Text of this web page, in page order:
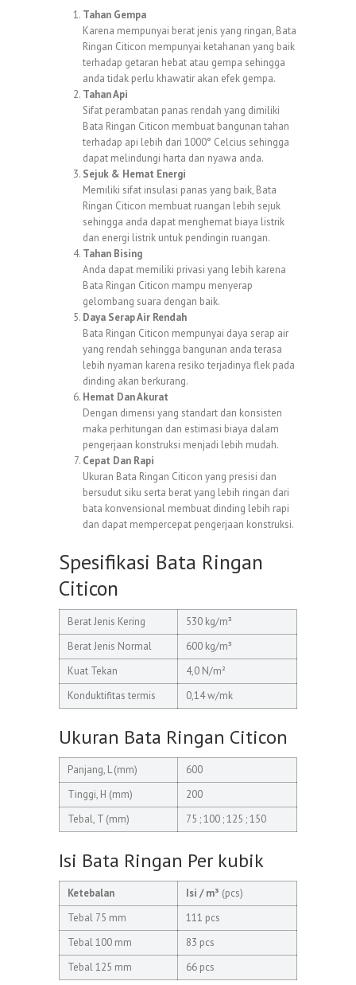
Tahan Gempa
Karena mempunyai berat jenis yang ringan, Bata
Ringan Citicon mempunyai ketahanan yang baik
terhadap getaran hebat atau gempa sehingga
anda tidak perlu khawatir akan efek gempa.
Tahan Api
Sifat perambatan panas rendah yang dimiliki
Bata Ringan Citicon membuat bangunan tahan
terhadap api lebih dari 1000° Celcius sehingga
dapat melindungi harta dan nyawa anda.
Sejuk & Hemat Energi
Memiliki sifat insulasi panas yang baik, Bata
Ringan Citicon membuat ruangan lebih sejuk
sehingga anda dapat menghemat biaya listrik
dan energi listrik untuk pendingin ruangan.
Tahan Bising
Anda dapat memiliki privasi yang lebih karena
Bata Ringan Citicon mampu menyerap
gelombang suara dengan baik.
Daya Serap Air Rendah
Bata Ringan Citicon mempunyai daya serap air
yang rendah sehingga bangunan anda terasa
lebih nyaman karena resiko terjadinya flek pada
dinding akan berkurang.
Hemat Dan Akurat
Dengan dimensi yang standart dan konsisten
maka perhitungan dan estimasi biaya dalam
pengerjaan konstruksi menjadi lebih mudah.
Cepat Dan Rapi
Ukuran Bata Ringan Citicon yang presisi dan
bersudut siku serta berat yang lebih ringan dari
bata konvensional membuat dinding lebih rapi
dan dapat mempercepat pengerjaan konstruksi.
Spesifikasi Bata Ringan
Citicon
Berat Jenis Kering
530 kg/m³
Berat Jenis Normal
600 kg/m³
Kuat Tekan
4,0 N/m²
Konduktifitas termis
0,14 w/mk
Ukuran Bata Ringan Citicon
Panjang, L (mm)
600
Tinggi, H (mm)
200
Tebal, T (mm)
75 ; 100 ; 125 ; 150
Isi Bata Ringan Per kubik
Ketebalan Isi / m³ (pcs)
Tebal 75 mm
111 pcs
Tebal 100 mm
83 pcs
Tebal 125 mm
66 pcs